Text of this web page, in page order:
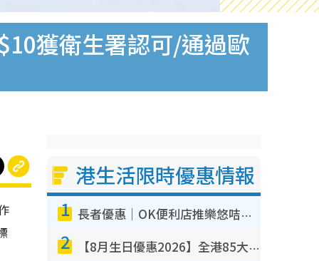
獲衛生署認可/通過歐
港生活限時優惠情報
1 長者優惠｜OK便利店推樂悠咭優惠！買麵包/牛奶/保健品拍卡即減
2 【8月生日優惠2026】全港85大食買玩著數攻略 自助餐/火鍋放題同行免費＋誠品/DONKI送現金券